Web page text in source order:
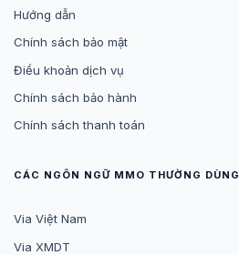
Hướng dẫn
Chính sách bảo mật
Điều khoản dịch vụ
Chính sách bảo hành
Chính sách thanh toán
CÁC NGÔN NGỮ MMO THƯỜNG DÙNG
Via Việt Nam
Via XMDT